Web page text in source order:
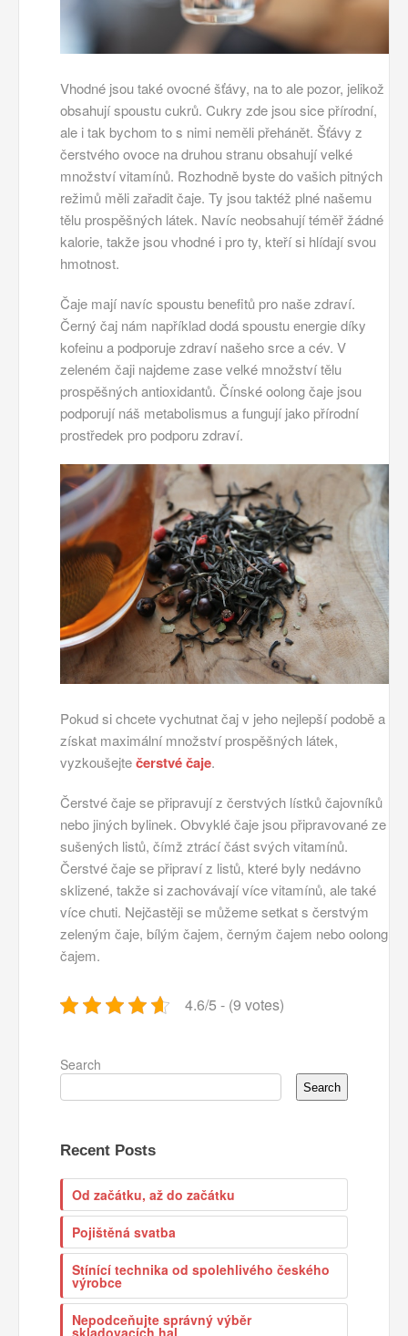
Vhodné jsou také ovocné šťávy, na to ale pozor, jelikož
obsahují spoustu cukrů. Cukry zde jsou sice přírodní,
ale i tak bychom to s nimi neměli přehánět. Šťávy z
čerstvého ovoce na druhou stranu obsahují velké
množství vitamínů. Rozhodně byste do vašich pitných
režimů měli zařadit čaje. Ty jsou taktéž plné našemu
tělu prospěšných látek. Navíc neobsahují téměř žádné
kalorie, takže jsou vhodné i pro ty, kteří si hlídají svou
hmotnost.
Čaje mají navíc spoustu benefitů pro naše zdraví.
Černý čaj nám například dodá spoustu energie díky
kofeinu a podporuje zdraví našeho srce a cév. V
zeleném čaji najdeme zase velké množství tělu
prospěšných antioxidantů. Čínské oolong čaje jsou
podporují náš metabolismus a fungují jako přírodní
prostředek pro podporu zdraví.
Pokud si chcete vychutnat čaj v jeho nejlepší podobě a
získat maximální množství prospěšných látek,
vyzkoušejtečerstvé čaje.
Čerstvé čaje se připravují z čerstvých lístků čajovníků
nebo jiných bylinek. Obvyklé čaje jsou připravované ze
sušených listů, čímž ztrácí část svých vitamínů.
Čerstvé čaje se připraví z listů, které byly nedávno
sklizené, takže si zachovávají více vitamínů, ale také
více chuti. Nejčastěji se můžeme setkat s čerstvým
zeleným čaje, bílým čajem, černým čajem nebo oolong
čajem.
4.6/5 - (9 votes)
Search
Search
Recent Posts
Od začátku, až do začátku
Pojištěná svatba
Stínící technika od spolehlivého českého
výrobce
Nepodceňujte správný výběr